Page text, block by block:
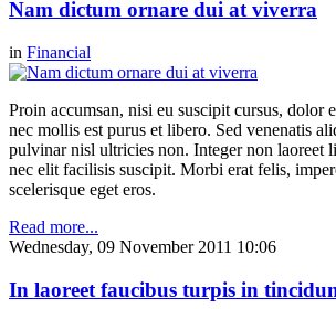
Nam dictum ornare dui at viverra
in Financial
Proin accumsan, nisi eu suscipit cursus, dolor
nec mollis est purus et libero. Sed venenatis
pulvinar nisl ultricies non. Integer non laoreet
nec elit facilisis suscipit. Morbi erat felis,
scelerisque eget eros.
Read more...
Wednesday, 09 November 2011 10:06
In laoreet faucibus turpis in